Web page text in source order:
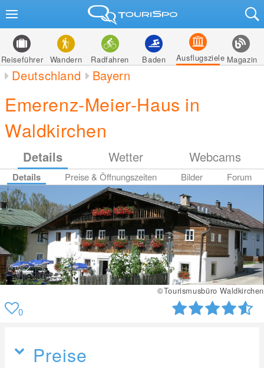
Reiseführer Wandern Radfahren Baden Ausflugsziele Magazin
Deutschland Bayern
Emerenz-Meier-Haus in
Waldkirchen
Details Wetter Webcams
Details Preise & Öffnungszeiten Bilder Forum
©Tourismusbüro Waldkirchen
0
Preise